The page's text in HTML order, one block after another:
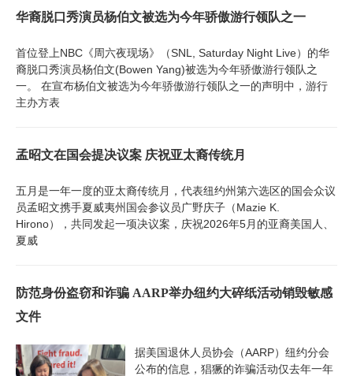
华裔脱口秀演员杨伯文被选为今年骄傲游行领队之一
首位登上NBC《周六夜现场》（SNL, Saturday Night Live）的华
裔脱口秀演员杨伯文(Bowen Yang)被选为今年骄傲游行领队之
一。 在宣布杨伯文被选为今年骄傲游行领队之一的声明中，游行
主办方表
孟昭文在国会提决议案 庆祝亚太裔传统月
五月是一年一度的亚太裔传统月，代表纽约州第六选区的国会众议
员孟昭文携手夏威夷州国会参议员广野庆子（Mazie K.
Hirono），共同发起一项决议案，庆祝2026年5月的亚裔美国人、
夏威
防范身份盗窃和诈骗 AARP举办纽约大碎纸活动销毁敏感
文件
据美国退休人员协会（AARP）纽约分会
公布的信息，猖獗的诈骗活动仅去年一年